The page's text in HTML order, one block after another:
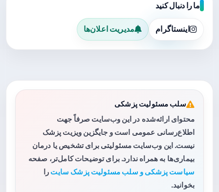
ما را دنبال کنید
اینستاگرام مدیریت اعلان‌ها
سلب مسئولیت پزشکی
محتوای ارائه‌شده در این وب‌سایت صرفاً جهت
اطلاع‌رسانی عمومی است و جایگزین ویزیت پزشک
نیست. این وب‌سایت مسئولیتی برای تشخیص یا درمان
بیماری‌ها به همراه ندارد. برای توضیحات کامل‌تر، صفحه
سیاست پزشکی و سلب مسئولیت پزشک سایت را
بخوانید.